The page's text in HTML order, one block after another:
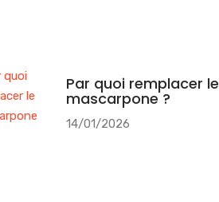
Par quoi remplacer le
mascarpone ?
14/01/2026